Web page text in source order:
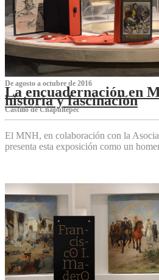
De agosto a octubre de 2016
La encuadernación en
historia y fascinación
Castillo de Chapultepec
El MNH, en colaboración con la
presenta esta exposición como un